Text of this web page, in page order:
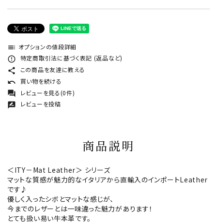
toc オプションの値段詳細
error_outline 特定商取引法に基づく表記 (返品など)
share この商品を友達に教える
undo 買い物を続ける
forum レビューを見る(0件)
rate_review レビューを投稿
商品説明
＜ITY－Mat Leather＞ シリーズ
マットな質感が魅力的なイタリアから直輸入のインポートLeather
です♪
優しく入ったシボとマットな感じが、
今までのレザーとは一味違った魅力があります！
とても扱い易い牛本革です。